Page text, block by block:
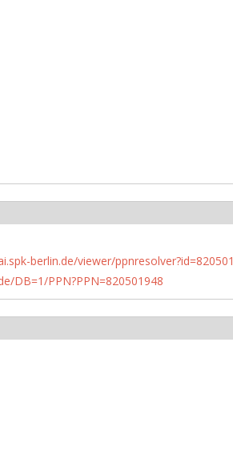
berlin.de/viewer/
DB=1/PPN?PPN=820501948